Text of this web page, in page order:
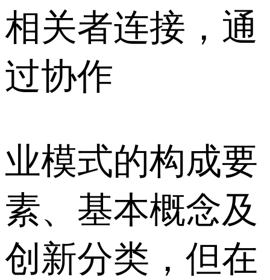
相关者连接，通
过协作
业模式的构成要
素、基本概念及
创新分类，但在